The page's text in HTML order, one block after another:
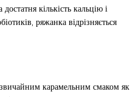
кількість кальцію і
ряжанка відрізняється
карамельним смаком як